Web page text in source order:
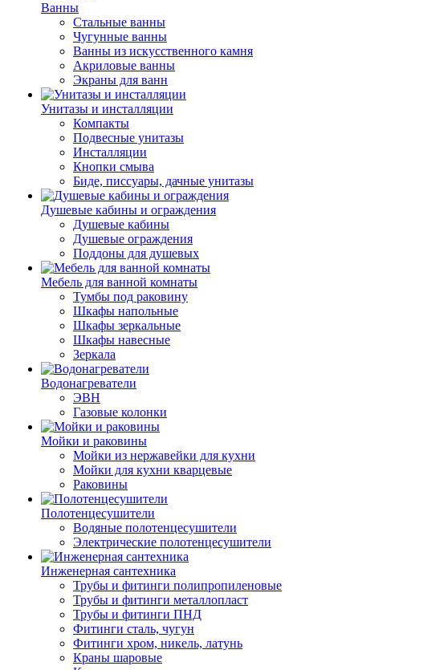
Ванны
Стальные ванны
Чугунные ванны
Ванны из искусственного камня
Акриловые ванны
Экраны для ванн
Унитазы и инсталляции
Компакты
Подвесные унитазы
Инсталляции
Кнопки смыва
Биде, писсуары, дачные унитазы
Душевые кабины и ограждения
Душевые кабины
Душевые ограждения
Поддоны для душевых
Мебель для ванной комнаты
Тумбы под раковину
Шкафы напольные
Шкафы зеркальные
Шкафы навесные
Зеркала
Водонагреватели
ЭВН
Газовые колонки
Мойки и раковины
Мойки из нержавейки для кухни
Мойки для кухни кварцевые
Раковины
Полотенцесушители
Водяные полотенцесушители
Электрические полотенцесушители
Инженерная сантехника
Трубы и фитинги полипропиленовые
Трубы и фитинги металлопласт
Трубы и фитинги ПНД
Фитинги сталь, чугун
Фитинги хром, никель, латунь
Краны шаровые